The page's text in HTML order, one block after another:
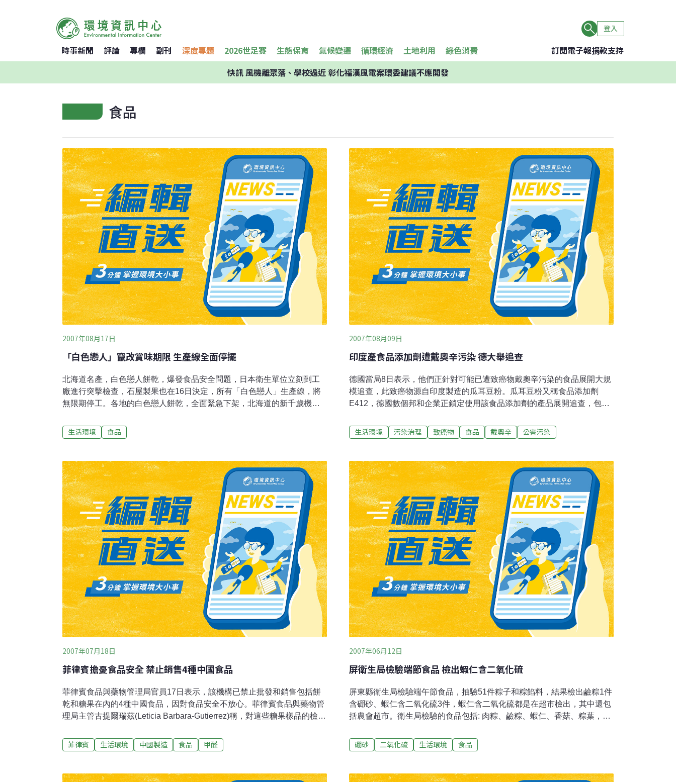
登入
時事新聞 評論 專欄 副刊 深度專題 2026世足賽 生態保育 氣候變遷 循環經濟 土地利用 綠色消費 訂閱電子報捐款支持
快訊風機離聚落、學校過近 彰化福漢風電案環委建議不應開發
食品
2007年08月17日
「白色戀人」竄改賞味期限 生產線全面停擺
北海道名產，白色戀人餅乾，爆發食品安全問題，日本衛生單位立刻到工
廠進行突擊檢查，石屋製果也在16日決定，所有「白色戀人」生產線，將
無限期停工。各地的白色戀人餅乾，全面緊急下架，北海道的新千歲機
者，一時之間不知該如何是好。經過一天的內部調查，石屋製果表示，從
10年前開始，工廠就因為商品滯銷，開始竄改原來賞味期限，只有4個月的
有更多消費者，把過期的餅乾通通吃下肚。
生活環境 食品
2007年08月09日
印度產食品添加劑遭戴奧辛污染 德大舉追查
德國當局8日表示，他們正針對可能已遭致癌物戴奧辛污染的食品展開大規
模追查，此致癌物源自印度製造的瓜耳豆粉。瓜耳豆粉又稱食品添加劑
E412，德國數個邦和企業正鎖定使用該食品添加劑的產品展開追查，包括
Unipektin公司行銷10個歐洲國家的瓜耳豆粉，檢驗出每公克油脂含有高達
156皮克的戴奧辛，遠超過歐洲聯盟容許的6皮克。但德國消費者事務部表
通常使用量很少。
生活環境 污染治理 致癌物 食品 戴奧辛 公害污染
2007年07月18日
菲律賓擔憂食品安全 禁止銷售4種中國食品
菲律賓食品與藥物管理局官員17日表示，該機構已禁止批發和銷售包括餅
乾和糖果在內的4種中國食品，因對食品安全不放心。菲律賓食品與藥物管
理局主管古提爾瑞茲(Leticia Barbara-Gutierrez)稱，對這些糖果樣品的檢驗
消費4種中國製造的產品，其中包括大白兔奶糖等。進口商和零售商被要求
從市場撤回商品並等待進一步通知。
菲律賓 生活環境 中國製造 食品 甲醛
2007年06月12日
屏衛生局檢驗端節食品 檢出蝦仁含二氧化硫
屏東縣衛生局檢驗端午節食品，抽驗51件粽子和粽餡料，結果檢出鹼粽1件
含硼砂、蝦仁含二氧化硫3件，蝦仁含二氧化硫都是在超市檢出，其中還包
括農會超市。衛生局檢驗的食品包括: 肉粽、鹼粽、蝦仁、香菇、粽葉，檢
不合格，蝦仁3件含二氧氧化硫不合格。衛生局公布不合格廠商為屏東縣高
樹鄉惠好生鮮超市，蝦仁含二氧化硫；竹田鄉農會生鮮超市乾蝦仁含二氧
鹼粽含硼砂。
硼砂 二氧化硫 生活環境 食品